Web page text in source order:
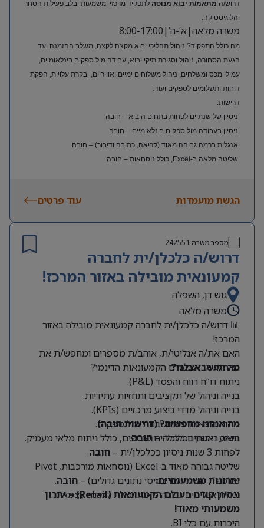
דרוש/ה מתאמ/ת יבוא מנוסה לתפקיד מרכזי ומשמעותי בלב פעילות הסחר
והלוגיסטיקה.
משרה מלאה|א’-ה’|8:00-17:00
מה כולל התפקיד? ניהול תהליכי יבוא מקצה לקצה, משלב ההזמנה ועד
הגעת הסחורה, ניהול וסגירת תיקי יבוא, עבודה מול ספקים בינלאומיים,
עמילי מכס ומשלחים, ניהול משלוחים ימיים ואוויריים, בקרת עלויות, הפקת
דוחות ותשלומים לספקים ועוד.
דרישות:
ניסיון של שנתיים לפחות בתחום היבוא – חובה
ניסיון בעבודה מול ספקים בינלאומיים – חובה
אנגלית ברמה גבוהה מאוד (קריאה, כתיבה ודיבור) – חובה
שליטה מלאה ב-Excel, כולל נוסחאות – חובה
הגשת מועמדות עוד פרטים
מספר משרה 242551
דרוש/ה כלכלן/ית לחברה
קמעונאית מובילה באזור המרכז!
גוש דן, השפלה
משרה מלאה
📊 דרוש/ה כלכלן/ית לחברה קמעונאית מובילה באזור
המרכז!
האם את/ה אנליטי/ת, אוהב/ת מספרים ומחפש/ת את
האתגר הבא בעולם הקמעונאות הדינמי?
מה תעשו אצלנו?
ניתוח דו”ח רווח והפסד (P&L).
בנייה וניהול של תקציבים ותחזיות עתידיות.
בנייה וניהול מדדי ביצוע מרכזיים (KPIs).
ניתוח הוצאות והתחשבנות מול ספקים.
ביצוע ניתוחים כלכליים שוטפים, כולל ניתוח מלאי מעמיק.
מה אנחנו מחפשים? (דרישות חובה)
תואר ראשון בכלכלה –חובה.
לפחות 3 שנות ניסיון ככלכלן/ית –
חובה.
שליטה גבוהה מאוד ב-Excel (נוסחאות מורכבות, Pivot
Tables, עבודה עם בסיסי נתונים גדולים) –
חובה.
יכולת אנליטית גבוהה מאוד ויכולת למידה עצמאית.
יתרונות משמעותיים:
ניסיון קודם בעולם הקמעונאות (Retail) – יתרון
משמעותי מאוד!
היכרות עם כלי BI.